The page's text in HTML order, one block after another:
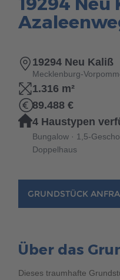
RUND UMS BAUEN
KONTAKT
Brauchen Sie Hilfe?
038221 4000
MUSTERHAUS
19294 Neu Kaliß
Mecklenburg-
1.316 m²
89.488 €
4 Haustypen
Bungalow · 1,5-
Doppelhaus
GRUNDSTÜCK
Über das
Dieses traumhafte